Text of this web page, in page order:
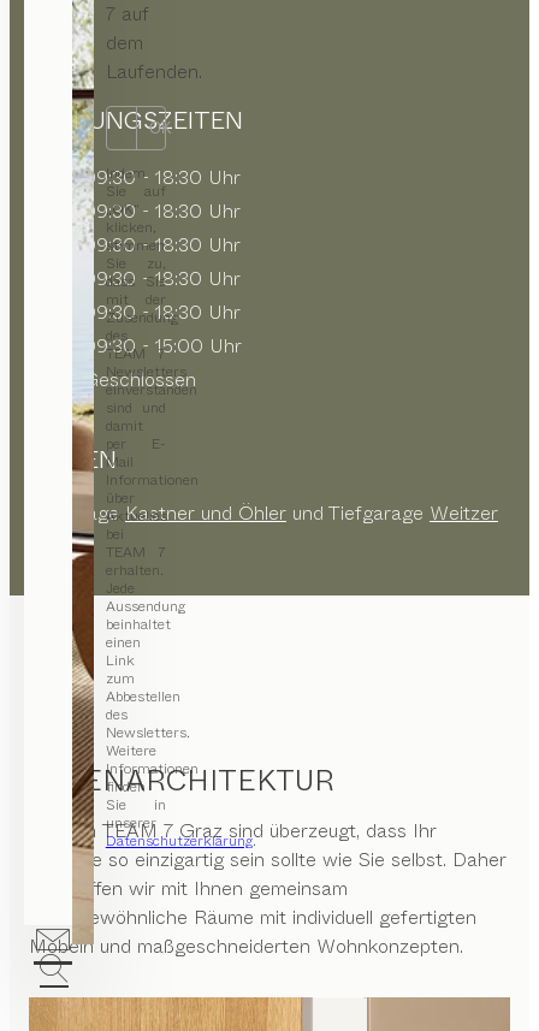
7 auf
dem
Laufenden.
OK
Indem
Sie auf
„OK“
klicken,
stimmen
Sie zu,
dass Sie
mit der
Zusendung
des
TEAM 7
Newsletters
einverstanden
sind und
damit
per E-
Mail
Informationen
über
Aktuelles
bei
TEAM 7
erhalten.
Jede
Aussendung
beinhaltet
einen
Link
zum
Abbestellen
des
Newsletters.
Weitere
Informationen
finden
Sie in
unserer
Datenschutzerklärung.
ÖFFNUNGSZEITEN
09:30 - 18:30 Uhr
09:30 - 18:30 Uhr
09:30 - 18:30 Uhr
09:30 - 18:30 Uhr
09:30 - 18:30 Uhr
09:30 - 15:00 Uhr
Geschlossen
PARKEN
TiefgarageKastner und Öhler und Tiefgarage Weitzer
INNENARCHITEKTUR
Wir von TEAM 7 Graz sind überzeugt, dass Ihr
Zuhause so einzigartig sein sollte wie Sie selbst. Daher
erschaffen wir mit Ihnen gemeinsam
außergewöhnliche Räume mit individuell gefertigten
Möbeln und maßgeschneiderten Wohnkonzepten.